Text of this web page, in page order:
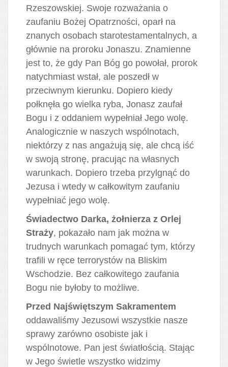
Rzeszowskiej. Swoje rozważania o
zaufaniu Bożej Opatrzności, oparł na
znanych osobach starotestamentalnych, a
głównie na proroku Jonaszu. Znamienne
jest to, że gdy Pan Bóg go powołał, prorok
natychmiast wstał, ale poszedł w
przeciwnym kierunku. Dopiero kiedy
połknęła go wielka ryba, Jonasz zaufał
Bogu i z oddaniem wypełniał Jego wolę.
Analogicznie w naszych wspólnotach,
niektórzy z nas angażują się, ale chcą iść
w swoją stronę, pracując na własnych
warunkach. Dopiero trzeba przylgnąć do
Jezusa i wtedy w całkowitym zaufaniu
wypełniać jego wolę.
Świadectwo Darka, żołnierza z Orlej
Straży, pokazało nam jak można w
trudnych warunkach pomagać tym, którzy
trafili w ręce terrorystów na Bliskim
Wschodzie. Bez całkowitego zaufania
Bogu nie byłoby to możliwe.
Przed Najświętszym Sakramentem
oddawaliśmy Jezusowi wszystkie nasze
sprawy zarówno osobiste jak i
wspólnotowe. Pan jest światłością. Stając
w Jego świetle wszystko widzimy